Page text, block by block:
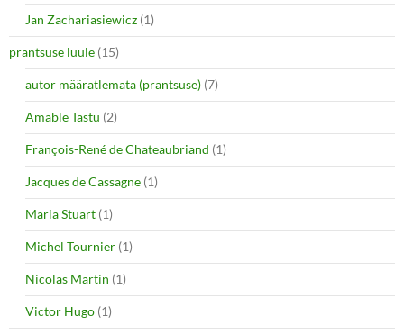
Jan Zachariasiewicz (1)
prantsuse luule (15)
autor määratlemata (prantsuse) (7)
Amable Tastu (2)
François-René de Chateaubriand (1)
Jacques de Cassagne (1)
Maria Stuart (1)
Michel Tournier (1)
Nicolas Martin (1)
Victor Hugo (1)